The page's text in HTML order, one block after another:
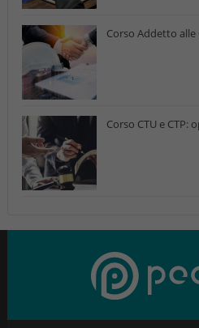
Corso Addetto
Corso CTU e